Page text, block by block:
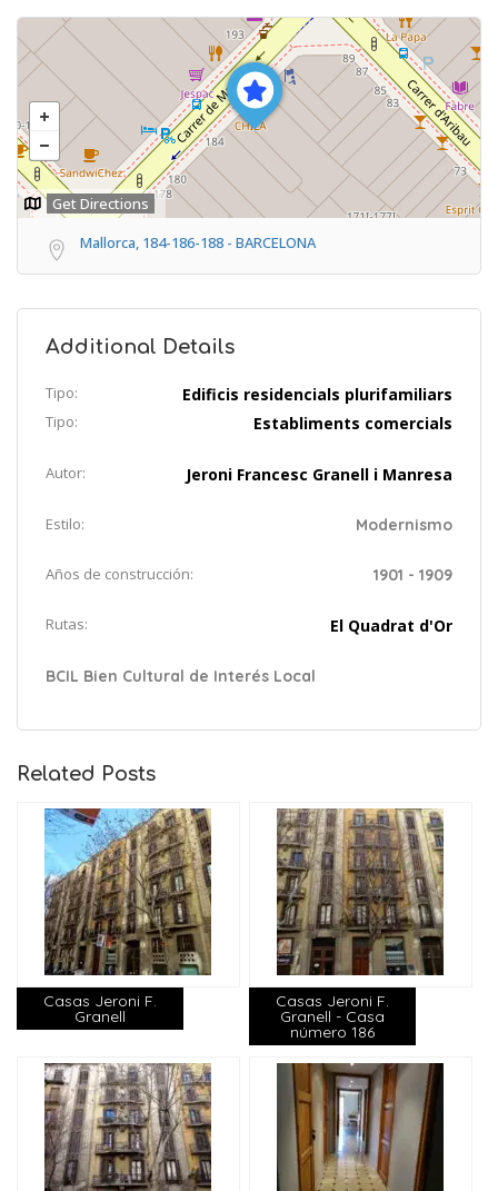
Get Directions
Mallorca, 184-186-188 - BARCELONA
Additional Details
Tipo: Edificis residencials plurifamiliars
Tipo: Establiments comercials
Autor: Jeroni Francesc Granell i Manresa
Estilo: Modernismo
Años de construcción: 1901 - 1909
Rutas: El Quadrat d'Or
BCIL Bien Cultural de Interés Local
Related Posts
Casas Jeroni F.
Granell
Casas Jeroni F.
Granell - Casa
número 186